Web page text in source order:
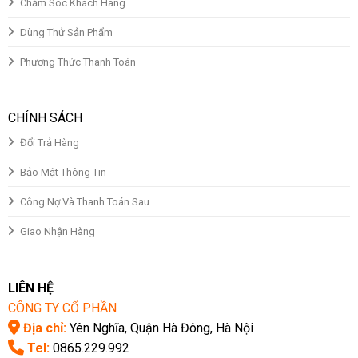
Chăm Sóc Khách Hàng
Dùng Thử Sản Phẩm
Phương Thức Thanh Toán
CHÍNH SÁCH
Đổi Trả Hàng
Bảo Mật Thông Tin
Công Nợ Và Thanh Toán Sau
Giao Nhận Hàng
LIÊN HỆ
CÔNG TY CỔ PHẦN
Địa chỉ:Yên Nghĩa, Quận Hà Đông, Hà Nội
Tel:0865.229.992